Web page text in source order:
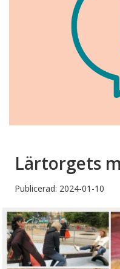
Lärtorgets
Publicerad: 2024-01-10